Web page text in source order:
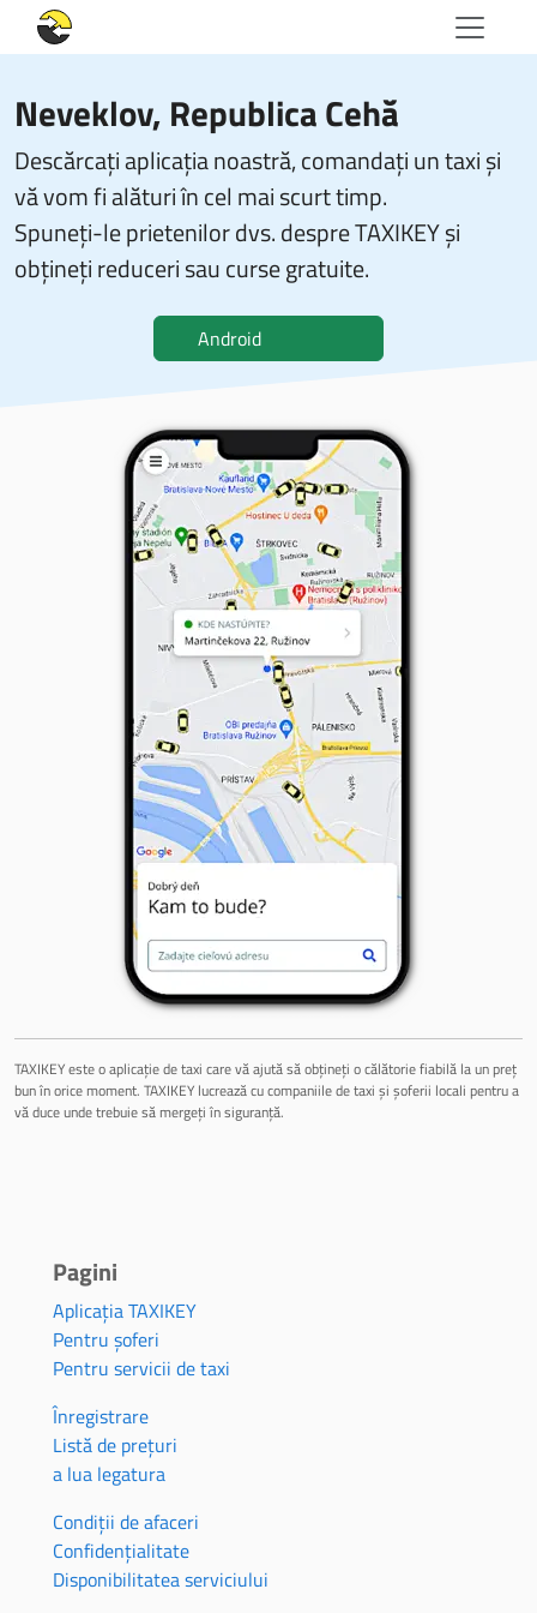
Neveklov, Republica Cehă
Descărcați aplicația noastră, comandați un taxi și
vă vom fi alături în cel mai scurt timp.
Spuneți-le prietenilor dvs. despre TAXIKEY și
obțineți reduceri sau curse gratuite.
Android
TAXIKEY este o aplicație de taxi care vă ajută să obțineți o călătorie fiabilă la un preț
bun în orice moment. TAXIKEY lucrează cu companiile de taxi și șoferii locali pentru a
vă duce unde trebuie să mergeți în siguranță.
Pagini
Aplicația TAXIKEY
Pentru șoferi
Pentru servicii de taxi
Înregistrare
Listă de prețuri
a lua legatura
Condiții de afaceri
Confidențialitate
Disponibilitatea serviciului